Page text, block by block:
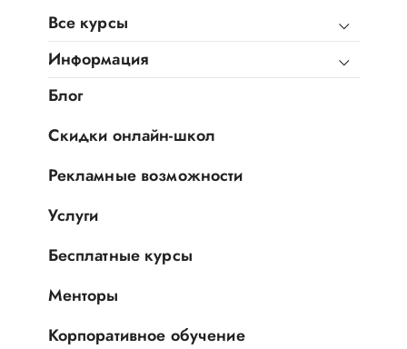
Все курсы
Информация
Блог
Скидки онлайн-школ
Рекламные возможности
Услуги
Бесплатные курсы
Менторы
Корпоративное обучение